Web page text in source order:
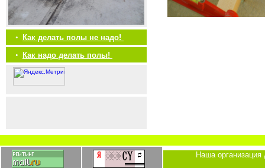
•
Как делать полы не надо!
•
Как надо делать полы!
Наша